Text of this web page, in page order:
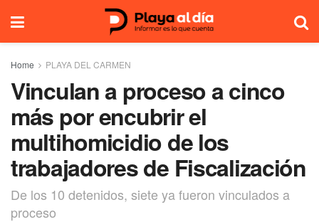
Home PLAYA DEL CARMEN
Vinculan a proceso a cinco
más por encubrir el
multihomicidio de los
trabajadores de Fiscalización
De los 10 detenidos, siete ya fueron vinculados a
proceso